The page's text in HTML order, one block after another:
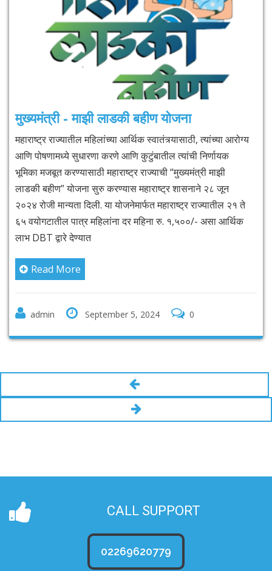
मुख्यमंत्री - माझी लाडकी बहीण योजना
महाराष्ट्र राज्यातील महिलांच्या आर्थिक स्वातंत्र्यासाठी, त्यांच्या आरोग्य
आणि पोषणामध्ये सुधारणा करणे आणि कुटुंबातील त्यांची निर्णायक
भूमिका मजबूत करण्यासाठी महाराष्ट्र राज्याची “मुख्यमंत्री माझी
लाडकी बहीण” योजना सुरु करण्यास महाराष्ट्र शासनाने २८ जून
२०२४ रोजी मान्यता दिली. या योजनेमार्फत महाराष्ट्र राज्यातील २१ ते
६५ वयोगटातील पात्र महिलांना दर महिना रु. १,५००/- असा आर्थिक
लाभ DBT द्वारे देण्यात
Read More
admin September 5, 2024 0
CALL SUPPORT
02269620779